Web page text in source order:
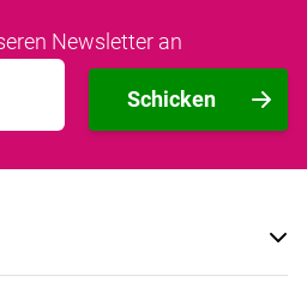
Newsletter an
Schicken